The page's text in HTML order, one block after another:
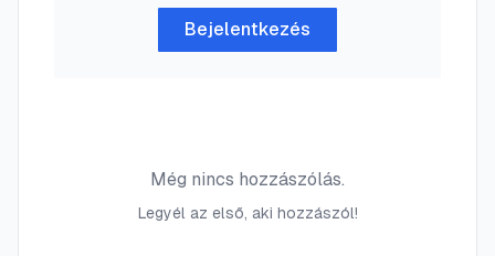
Bejelentkezés
Még nincs hozzászólás.
Legyél az első, aki hozzászól!